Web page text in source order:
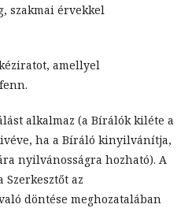
szakmai érvekkel
amellyel
alkalmaz (a Bírálók kiléte a
ha a Bíráló kinyilvánítja,
nyilvánosságra hozható). A
az
döntése meghozatalában